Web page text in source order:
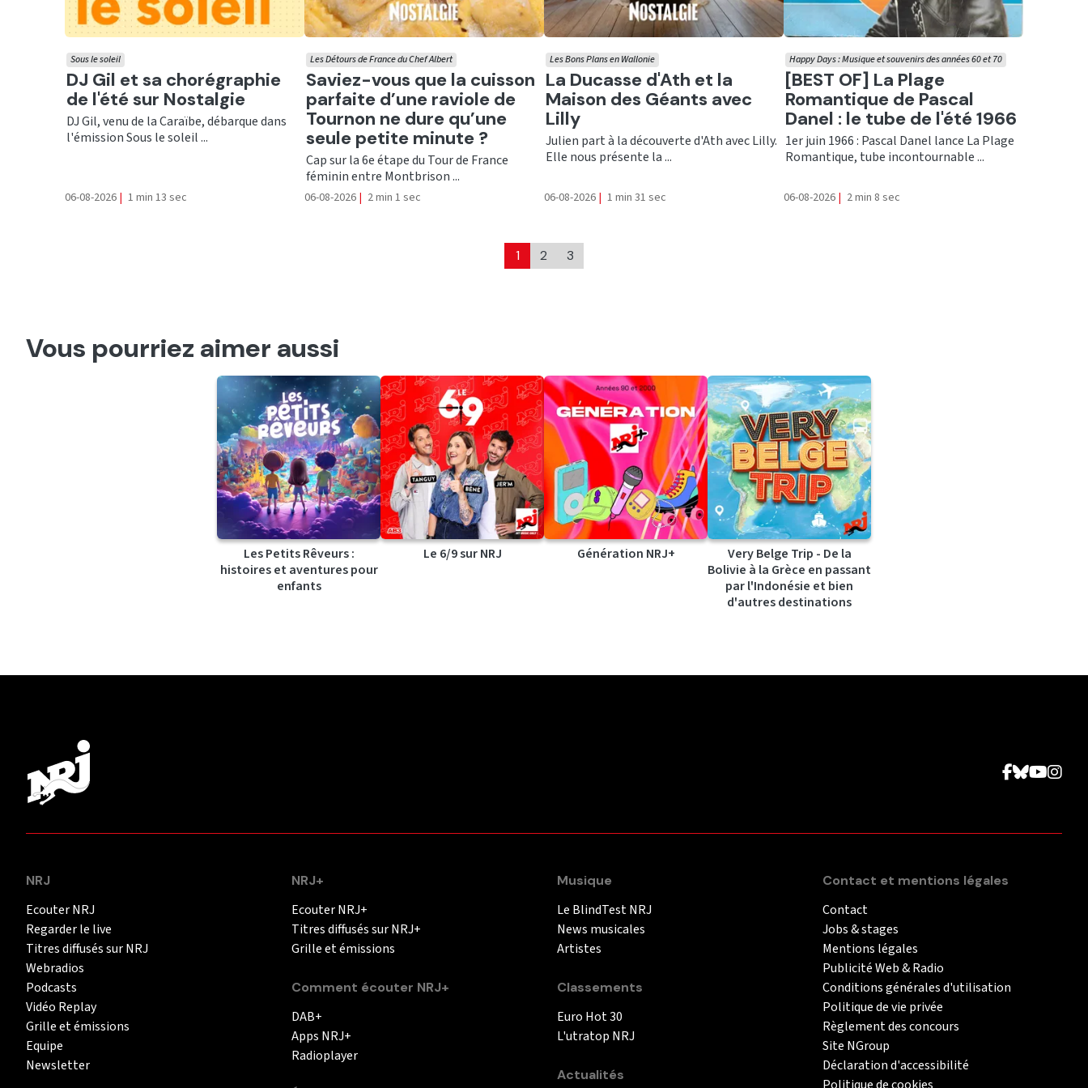
Ecouter
DJ Gil et sa chorégraphie
de l'été sur Nostalgie
Sous le soleil
DJ Gil, venu de la Caraïbe, débarque dans
l'émission Sous le soleil ...
06-08-2026 | 1 min 13 sec
Ecouter
Saviez-vous que la cuisson
parfaite d’une raviole de
Tournon ne dure qu’une
seule petite minute ?
Les Détours de France du Chef Albert
Cap sur la 6e étape du Tour de France
féminin entre Montbrison ...
06-08-2026 | 2 min 1 sec
Ecouter
La Ducasse d'Ath et la
Maison des Géants avec
Lilly
Les Bons Plans en Wallonie
Julien part à la découverte d'Ath avec Lilly.
Elle nous présente la ...
06-08-2026 | 1 min 31 sec
Ecouter
[BEST OF] La Plage
Romantique de Pascal
Danel : le tube de l'été 1966
Happy Days : Musique et souvenirs des années 60 et 70
1er juin 1966 : Pascal Danel lance La Plage
Romantique, tube incontournable ...
06-08-2026 | 2 min 8 sec
1 2 3
Vous pourriez aimer aussi
Les Petits Rêveurs :
histoires et aventures pour
enfants
Le 6/9 sur NRJ Génération NRJ+
Very Belge Trip - De la
Bolivie à la Grèce en passant
par l'Indonésie et bien
d'autres destinations
NRJ
Ecouter NRJ
Regarder le live
Titres diffusés sur NRJ
Webradios
Podcasts
Vidéo Replay
Grille et émissions
Equipe
Newsletter
NRJ+
Ecouter NRJ+
Titres diffusés sur NRJ+
Grille et émissions
Comment écouter NRJ+
DAB+
Apps NRJ+
Radioplayer
Musique
Le BlindTest NRJ
News musicales
Artistes
Classements
Euro Hot 30
L'utratop NRJ
Actualités
Contact et mentions légales
Contact
Jobs & stages
Mentions légales
Publicité Web & Radio
Conditions générales d'utilisation
Politique de vie privée
Règlement des concours
Site NGroup
Déclaration d'accessibilité